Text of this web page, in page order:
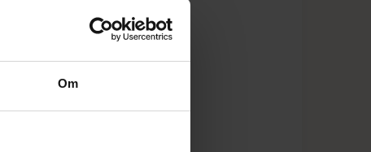
Om
med recept
kr